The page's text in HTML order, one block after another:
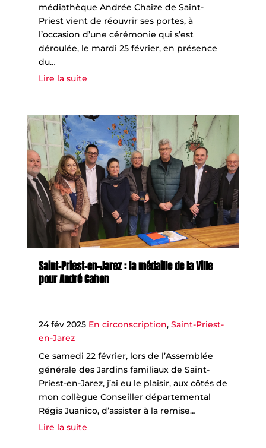
médiathèque Andrée Chaize de Saint-
Priest vient de réouvrir ses portes, à
l’occasion d’une cérémonie qui s’est
déroulée, le mardi 25 février, en présence
du…
Lire la suite
Saint-Priest-en-Jarez : la médaille de la Ville
pour André Cahon
24 fév 2025 En circonscription, Saint-Priest-
en-Jarez
Ce samedi 22 février, lors de l’Assemblée
générale des Jardins familiaux de Saint-
Priest-en-Jarez, j’ai eu le plaisir, aux côtés de
mon collègue Conseiller départemental
Régis Juanico, d’assister à la remise…
Lire la suite